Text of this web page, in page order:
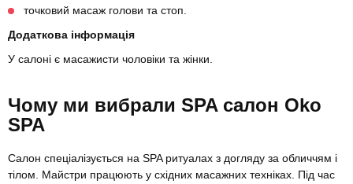
точковий масаж голови та стоп.
Додаткова інформація
У салоні є масажисти чоловіки та жінки.
Чому ми вибрали SPA салон Oko
SPA
Салон спеціалізується на SPA ритуалах з догляду за обличчям і
тілом. Майстри працюють у східних масажних техніках. Під час